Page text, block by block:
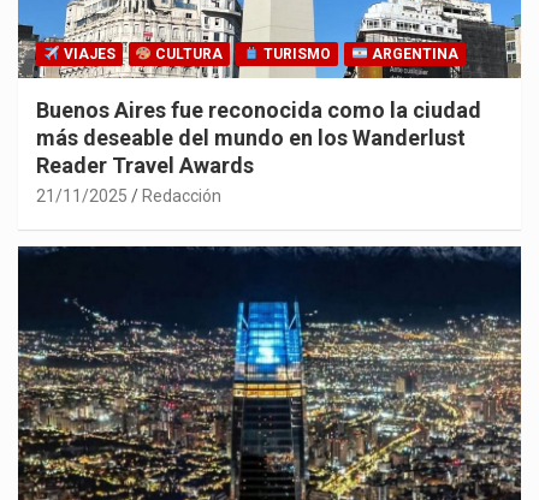
VIAJES CULTURA TURISMO ARGENTINA
Buenos Aires fue reconocida como la ciudad
más deseable del mundo en los Wanderlust
Reader Travel Awards
21/11/2025 Redacción